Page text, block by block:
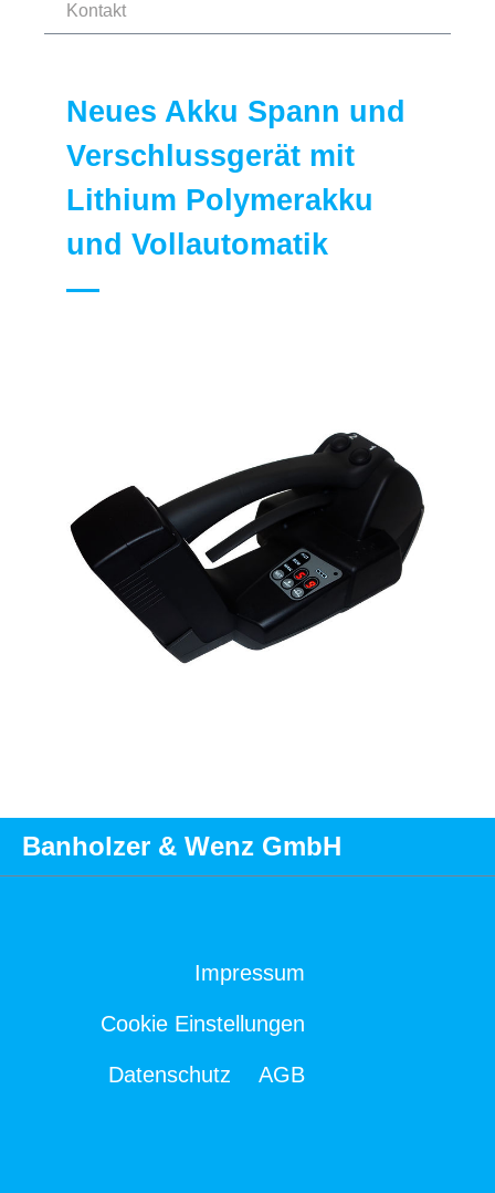
Kontakt
Neues Akku Spann und
Verschlussgerät mit
Lithium Polymerakku
und Vollautomatik
Banholzer & Wenz GmbH
Impressum
Cookie Einstellungen
Datenschutz AGB